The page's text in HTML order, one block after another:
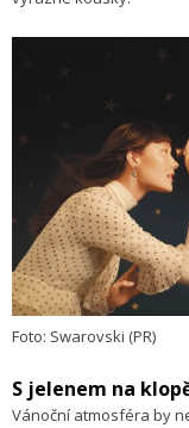
Foto: Swarovski (PR)
S jelenem na
Vánoční atmosféra by